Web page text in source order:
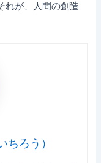
が、人間の創造
ちろう）